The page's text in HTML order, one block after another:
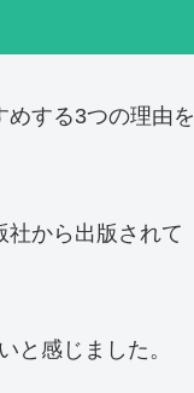
する3つの理由を
から出版されて
と感じました。